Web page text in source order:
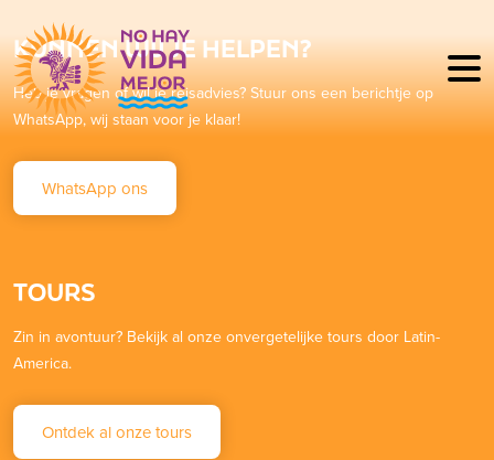
KUNNEN WIJ JE HELPEN?
Heb je vragen of wil je reisadvies? Stuur ons een berichtje op
WhatsApp, wij staan voor je klaar!
WhatsApp ons
TOURS
Zin in avontuur? Bekijk al onze onvergetelijke tours door Latin-
America.
Ontdek al onze tours